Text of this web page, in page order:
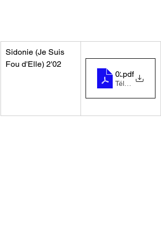
Sidonie (Je Suis
Fou d'Elle) 2'02
02-.pdf
Télécharger